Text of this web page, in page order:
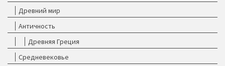
Древний мир
Античность
Древняя Греция
Средневековье